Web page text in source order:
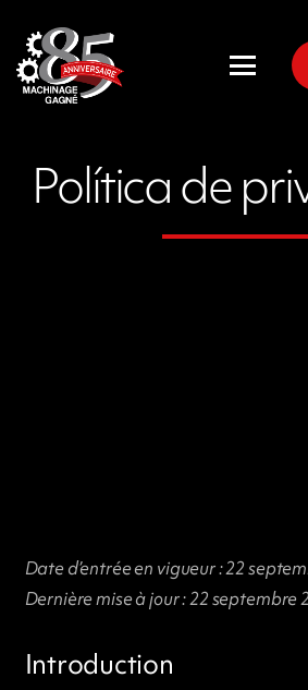
Política de
Date d’entrée en vigueur : 22
Dernière mise à jour : 22 septembre
Introduction